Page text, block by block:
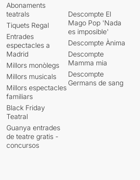
Abonaments
teatrals
Tiquets Regal
Entrades
espectacles a
Madrid
Millors monòlegs
Millors musicals
Millors espectacles
familiars
Black Friday
Teatral
Guanya entrades
de teatre gratis -
concursos
Descompte El
Mago Pop 'Nada
es imposible'
Descompte Ànima
Descompte
Mamma mia
Descompte
Germans de sang